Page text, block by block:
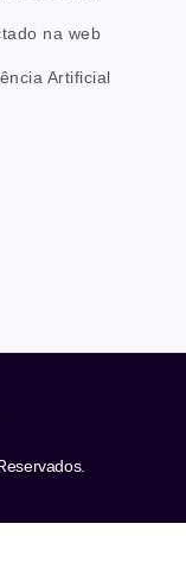
na web
Artificial